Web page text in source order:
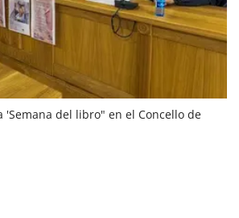
'Semana del libro" en el Concello de